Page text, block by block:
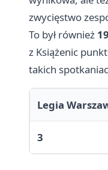
zwycięstwo
To był również
z Książenic
takich
Legia
3